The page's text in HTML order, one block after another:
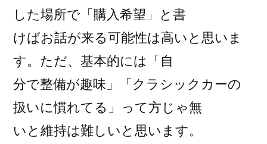
した場所で「購入希望」と書
けばお話が来る可能性は高いと思いま
す。ただ、基本的には「自
分で整備が趣味」「クラシックカーの
扱いに慣れてる」って方じゃ無
いと維持は難しいと思います。